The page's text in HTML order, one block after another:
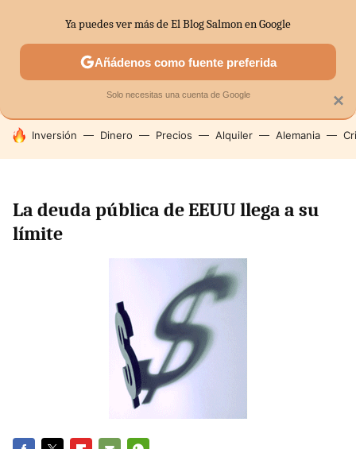
SECTORES ECONOMÍA DOMÉSTICA MERCADOS
HOY SE HABLA DE
Inversión Dinero Precios Alquiler Alemania
La deuda pública de EEUU llega a su
límite
×
Ya puedes ver más de El Blog Salmon en Google
Añádenos como fuente preferida
Solo necesitas una cuenta de Google